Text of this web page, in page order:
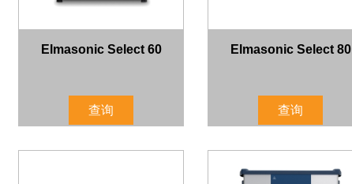
Elmasonic Select 60
查询
Elmasonic Select 80
查询